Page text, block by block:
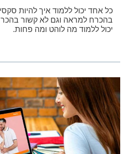
כל אחד יכול ללמוד איך להיות
בהכרח למראה וגם לא קשור
יכול ללמוד מה לוהט ומה פחות.